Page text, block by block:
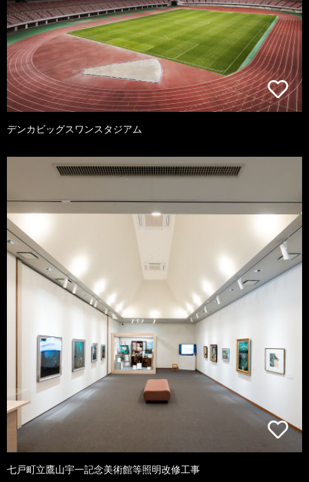
デンカビッグスワンスタジアム
七戸町立鷹山宇一記念美術館等照明改修工事